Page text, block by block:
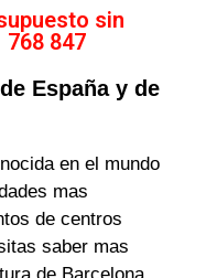
sin
847
España y de
en el mundo
mas
de centros
saber mas